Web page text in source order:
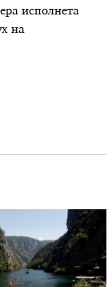
исполнета
на